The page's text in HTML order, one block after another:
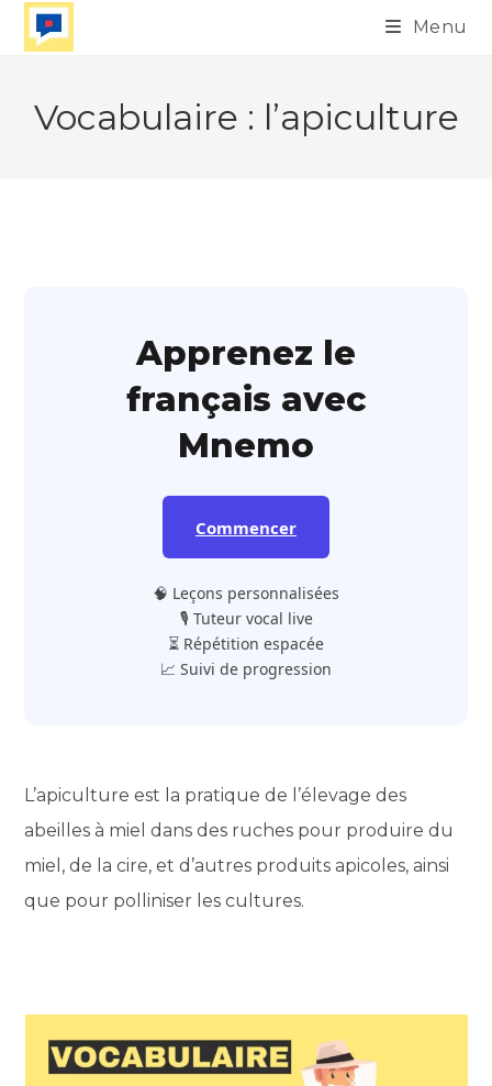
Skip
Menu
Vocabulaire : l’apiculture
Apprenez le
français avec
Mnemo
Commencer
🧠 Leçons personnalisées
🎙️ Tuteur vocal live
⏳ Répétition espacée
📈 Suivi de progression
L’apiculture est la pratique de l’élevage des
abeilles à miel dans des ruches pour produire du
miel, de la cire, et d’autres produits apicoles, ainsi
que pour polliniser les cultures.